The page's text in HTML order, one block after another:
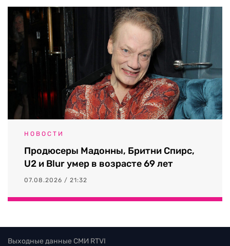
НОВОСТИ
Продюсеры Мадонны, Бритни Спирс,
U2 и Blur умер в возрасте 69 лет
07.08.2026 / 21:32
Выходные данные СМИ RTVI